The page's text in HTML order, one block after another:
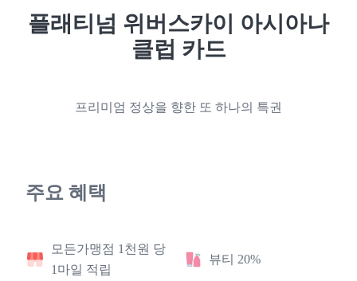
플래티넘 위버스카이 아시아나
클럽 카드
프리미엄 정상을 향한 또 하나의 특권
주요 혜택
모든가맹점 1천원 당
1마일 적립
뷰티 20%